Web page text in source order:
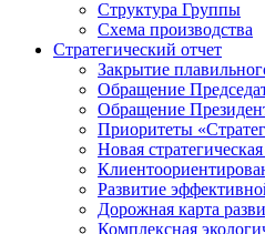
Структура Группы
Схема производства
Стратегический отчет
Закрытие
Обращение
Обращение
Приоритеты
Новая
Развитие
Дорожная карта
Комплексная